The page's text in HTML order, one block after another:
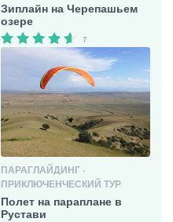
Зиплайн на Черепашьем
озере
7
ПАРАГЛАЙДИНГ ·
ПРИКЛЮЧЕНЧЕСКИЙ ТУР
Полет на параплане в
Рустави